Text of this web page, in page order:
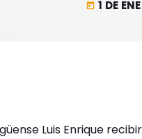
today 1 DE
Luis Enrique